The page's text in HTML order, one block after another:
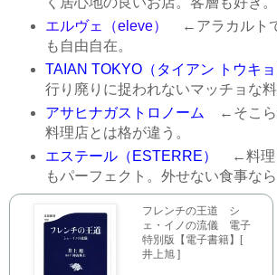
エルヴェ（eleve）
←アラカルト
も自由自在。
TAIAN TOKYO（タイアン トウキョ
行り廃りに捉われないマッチョな料
アサヒナガストロノーム ←そこら
料理店とは格が違う。
エステール（ESTERRE）
←料理
もパーフェクト。外せない食事なら
フレンチの王道 シ
ェ・イノの流儀 電子
特別版【電子書籍】[
井上旭 ]